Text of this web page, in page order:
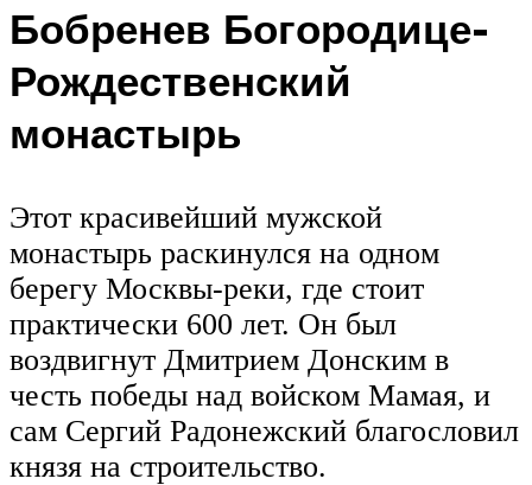
Бобренев Богородице-
Рождественский
монастырь
Этот красивейший мужской
монастырь раскинулся на одном
берегу Москвы-реки, где стоит
практически 600 лет. Он был
воздвигнут Дмитрием Донским в
честь победы над войском Мамая, и
сам Сергий Радонежский благословил
князя на строительство.